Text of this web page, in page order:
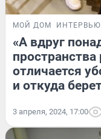
МОЙ ДОМ ИНТЕРВЬЮ
«А вдруг
пространства
отличается
и откуда
3 апреля, 2024, 17:00